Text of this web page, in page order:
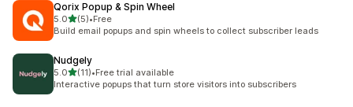
Qorix Popup & Spin Wheel
5.0滿分 5 顆星
(5)
共有 5 則評價
•Free
Build email popups and spin wheels to collect subscriber leads
Nudgely
5.0滿分 5 顆星
(11)
共有 11 則評價
•Free trial available
Interactive popups that turn store visitors into subscribers